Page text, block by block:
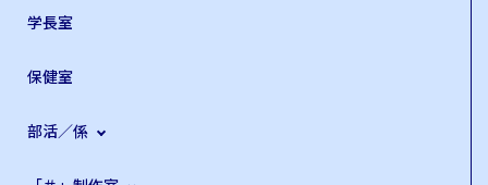
学長室
保健室
部活／係